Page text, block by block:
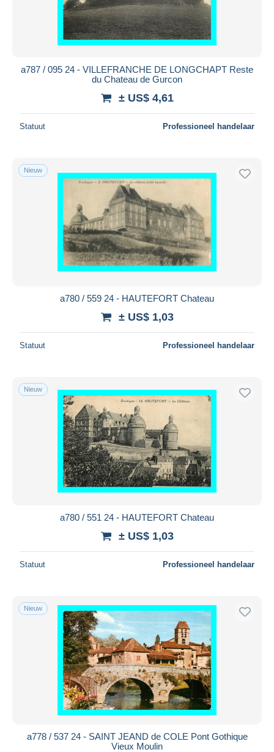
a787 / 095 24 - VILLEFRANCHE DE LONGCHAPT Reste
du Chateau de Gurcon
± US$ 4,61
Statuut Professioneel handelaar
Nieuw
a780 / 559 24 - HAUTEFORT Chateau
± US$ 1,03
Statuut Professioneel handelaar
Nieuw
a780 / 551 24 - HAUTEFORT Chateau
± US$ 1,03
Statuut Professioneel handelaar
Nieuw
a778 / 537 24 - SAINT JEAND de COLE Pont Gothique
Vieux Moulin